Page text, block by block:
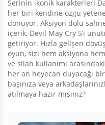
Serinin ikonik karakterleri
her biri kendine özgü
dönüyor. Aksiyon dolu
içerik, Devil May Cry 5’i
getiriyor. Hızla gelişen
oyun, sizi hem aksiyona
ve silah kullanımı
her an heyecan duyacağı
başınıza veya
atılmaya hazır mısınız?